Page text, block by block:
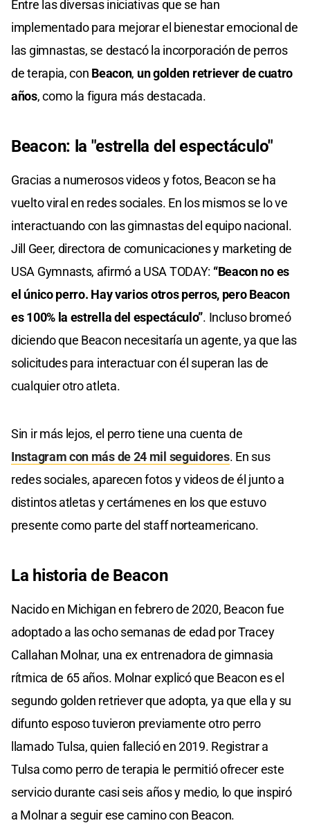
Entre las diversas iniciativas que se han
implementado para mejorar el bienestar emocional de
las gimnastas, se destacó la incorporación de perros
de terapia, con Beacon, un golden retriever de cuatro
años, como la figura más destacada.
Beacon: la "estrella del espectáculo"
Gracias a numerosos videos y fotos, Beacon se ha
vuelto viral en redes sociales. En los mismos se lo ve
interactuando con las gimnastas del equipo nacional.
Jill Geer, directora de comunicaciones y marketing de
USA Gymnasts, afirmó a USA TODAY: “Beacon no es
el único perro. Hay varios otros perros, pero Beacon
es 100% la estrella del espectáculo”. Incluso bromeó
diciendo que Beacon necesitaría un agente, ya que las
solicitudes para interactuar con él superan las de
cualquier otro atleta.
Sin ir más lejos, el perro tiene una cuenta de
Instagram con más de 24 mil seguidores. En sus
redes sociales, aparecen fotos y videos de él junto a
distintos atletas y certámenes en los que estuvo
presente como parte del staff norteamericano.
La historia de Beacon
Nacido en Michigan en febrero de 2020, Beacon fue
adoptado a las ocho semanas de edad por Tracey
Callahan Molnar, una ex entrenadora de gimnasia
rítmica de 65 años. Molnar explicó que Beacon es el
segundo golden retriever que adopta, ya que ella y su
difunto esposo tuvieron previamente otro perro
llamado Tulsa, quien falleció en 2019. Registrar a
Tulsa como perro de terapia le permitió ofrecer este
servicio durante casi seis años y medio, lo que inspiró
a Molnar a seguir ese camino con Beacon.